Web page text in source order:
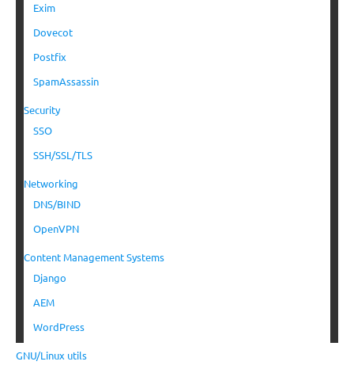
Exim
Dovecot
Postfix
SpamAssassin
Security
SSO
SSH/SSL/TLS
Networking
DNS/BIND
OpenVPN
Content Management Systems
Django
AEM
WordPress
GNU/Linux utils